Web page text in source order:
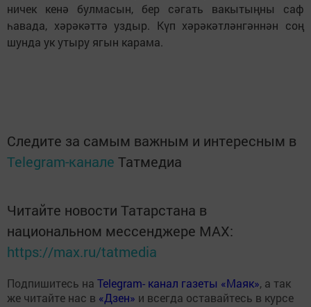
ничек кенә булмасын, бер сәгать вакытыңны саф
һавада, хәрәкәттә уздыр. Күп хәрәкәтләнгәннән соң
шунда ук утыру ягын карама.
Следите за самым важным и интересным в
Telegram-канале Татмедиа
Читайте новости Татарстана в
национальном мессенджере MАХ:
https://max.ru/tatmedia
Подпишитесь на Telegram- канал газеты «Маяк», а так
же читайте нас в «Дзен» и всегда оставайтесь в курсе